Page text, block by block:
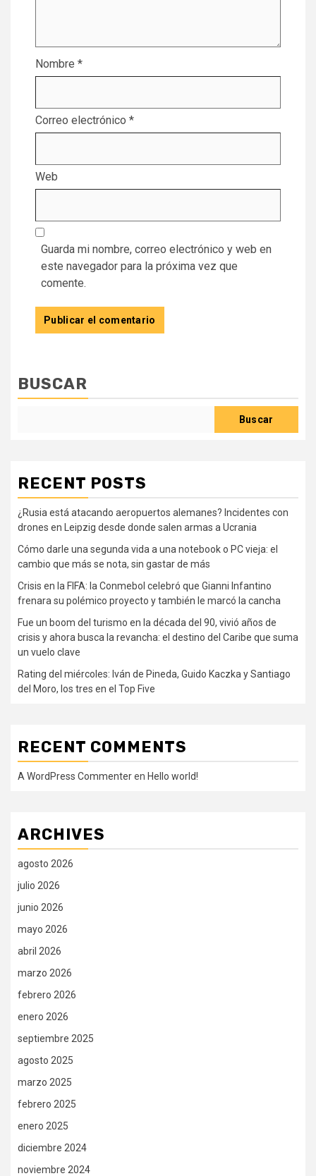
Nombre *
Correo electrónico *
Web
Guarda mi nombre, correo electrónico y web en
este navegador para la próxima vez que
comente.
BUSCAR
Buscar
RECENT POSTS
¿Rusia está atacando aeropuertos alemanes? Incidentes con
drones en Leipzig desde donde salen armas a Ucrania
Cómo darle una segunda vida a una notebook o PC vieja: el
cambio que más se nota, sin gastar de más
Crisis en la FIFA: la Conmebol celebró que Gianni Infantino
frenara su polémico proyecto y también le marcó la cancha
Fue un boom del turismo en la década del 90, vivió años de
crisis y ahora busca la revancha: el destino del Caribe que suma
un vuelo clave
Rating del miércoles: Iván de Pineda, Guido Kaczka y Santiago
del Moro, los tres en el Top Five
RECENT COMMENTS
A WordPress Commenteren Hello world!
ARCHIVES
agosto 2026
julio 2026
junio 2026
mayo 2026
abril 2026
marzo 2026
febrero 2026
enero 2026
septiembre 2025
agosto 2025
marzo 2025
febrero 2025
enero 2025
diciembre 2024
noviembre 2024